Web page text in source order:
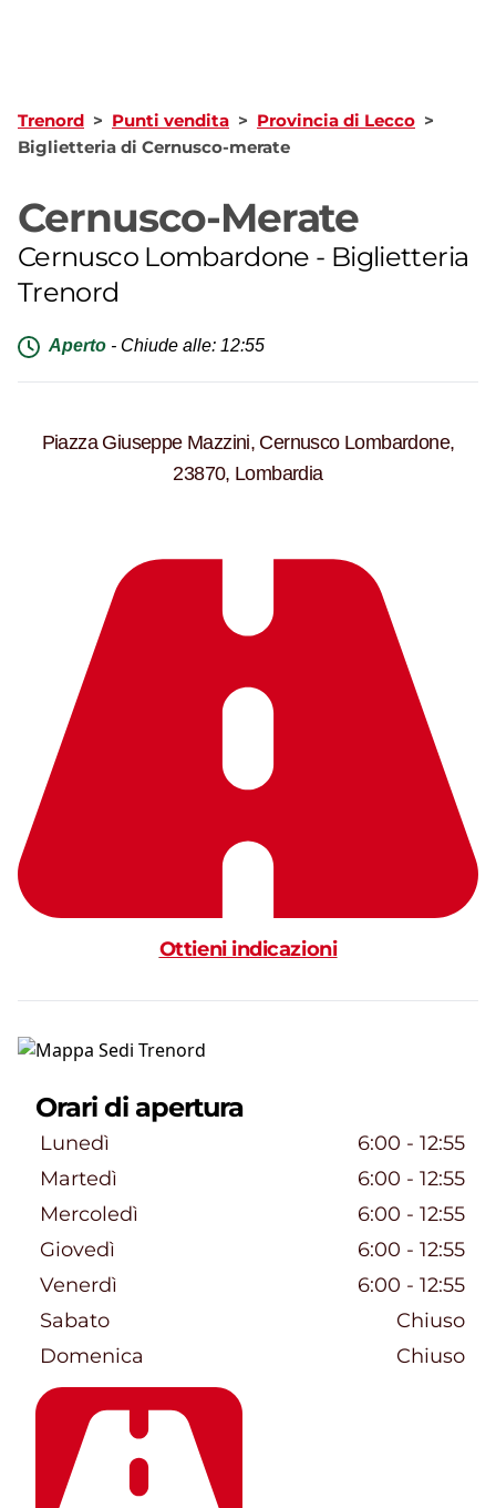
Trenord > Punti vendita > Provincia di Lecco >
Biglietteria di Cernusco-merate
Cernusco-Merate
Cernusco Lombardone - Biglietteria
Trenord
Aperto - Chiude alle: 12:55
Piazza Giuseppe Mazzini, Cernusco Lombardone,
23870, Lombardia
Ottieni indicazioni
Orari di apertura
Giorni della settimana
Lunedì 6:00 - 12:55
Martedì
6:00 - 12:55
Mercoledì
6:00 - 12:55
Giovedì
6:00 - 12:55
Venerdì
6:00 - 12:55
Sabato
Chiuso
Domenica
Chiuso